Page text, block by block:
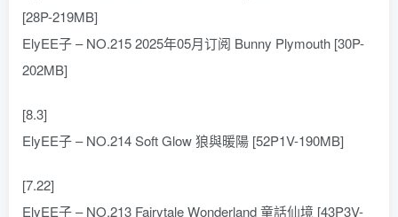
[28P-219MB]
ElyEE子 – NO.215 2025年05月订阅 Bunny Plymouth [30P-
202MB]
[8.3]
ElyEE子 – NO.214 Soft Glow 狼與暖陽 [52P1V-190MB]
[7.22]
ElyEE子 – NO.213 Fairytale Wonderland 童話仙境 [43P3V-